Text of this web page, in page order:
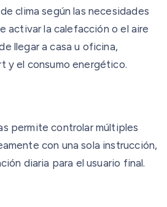
clima según las necesidades
activar la calefacción o el aire
llegar a casa u oficina,
y el consumo energético.
permite controlar múltiples
con una sola instrucción,
diaria para el usuario final.